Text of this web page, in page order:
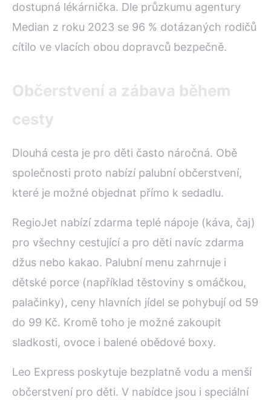
dostupná lékárnička. Dle průzkumu agentury
Median z roku 2023 se 96 % dotázaných rodičů
cítilo ve vlacích obou dopravců bezpečně.
Občerstvení a zábava během
cesty
Dlouhá cesta je pro děti často náročná. Obě
společnosti proto nabízí palubní občerstvení,
které je možné objednat přímo k sedadlu.
RegioJet nabízí zdarma teplé nápoje (káva, čaj)
pro všechny cestující a pro děti navíc zdarma
džus nebo kakao. Palubní menu zahrnuje i
dětské porce (například těstoviny s omáčkou,
palačinky), ceny hlavních jídel se pohybují od 59
do 99 Kč. Kromě toho je možné zakoupit
sladkosti, ovoce i balené obědové boxy.
Leo Express poskytuje bezplatně vodu a menší
občerstvení pro děti. V nabídce jsou i speciální